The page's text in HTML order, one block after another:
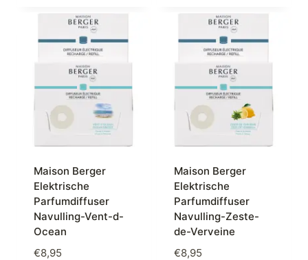
Maison Berger
Elektrische
Parfumdiffuser
Navulling-Vent-d-
Ocean
€8,95
Maison Berger
Elektrische
Parfumdiffuser
Navulling-Zeste-
de-Verveine
€8,95